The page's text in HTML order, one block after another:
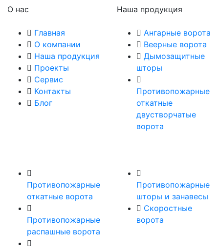
О нас
Главная
О компании
Наша продукция
Проекты
Сервис
Контакты
Блог
Наша продукция
Ангарные ворота
Веерные ворота
Дымозащитные
шторы
Противопожарные
откатные
двустворчатые
ворота
Противопожарные
откатные ворота
Противопожарные
распашные ворота
Противопожарные
шторы и занавесы
Скоростные
ворота